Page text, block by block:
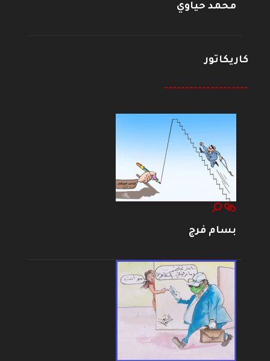
محمد حياوي
كاريكاتور
--------------------
بسام فرج